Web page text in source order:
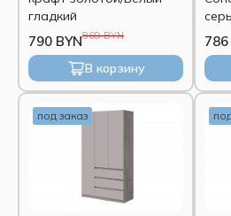
гладкий
869 BYN
790 BYN
В корзину
786
под заказ